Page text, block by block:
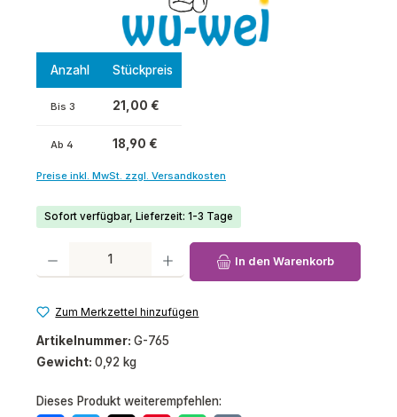
Anzahl Stückpreis
Bis 3 21,00 €
Ab 4 18,90 €
Preise inkl. MwSt. zzgl. Versandkosten
Sofort verfügbar, Lieferzeit: 1-3 Tage
Produkt Anzahl: Gib den gewünschten Wert ein oder benutze die
In den Warenkorb
Zum Merkzettel hinzufügen
Artikelnummer: G-765
Gewicht: 0,92 kg
Dieses Produkt weiterempfehlen: